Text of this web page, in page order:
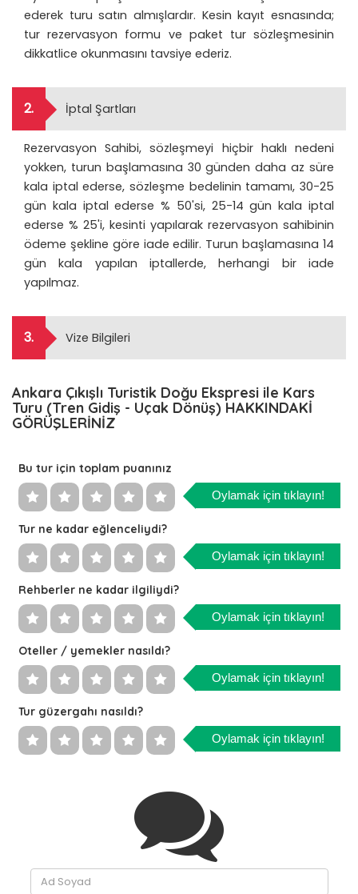
ederek turu satın almışlardır. Kesin kayıt esnasında;
tur rezervasyon formu ve paket tur sözleşmesinin
dikkatlice okunmasını tavsiye ederiz.
2. İptal Şartları
Rezervasyon Sahibi, sözleşmeyi hiçbir haklı nedeni
yokken, turun başlamasına 30 günden daha az süre
kala iptal ederse, sözleşme bedelinin tamamı, 30-25
gün kala iptal ederse % 50'si, 25-14 gün kala iptal
ederse % 25'i, kesinti yapılarak rezervasyon sahibinin
ödeme şekline göre iade edilir. Turun başlamasına 14
gün kala yapılan iptallerde, herhangi bir iade
yapılmaz.
3. Vize Bilgileri
Ankara Çıkışlı Turistik Doğu Ekspresi ile Kars
Turu (Tren Gidiş - Uçak Dönüş) HAKKINDAKİ
GÖRÜŞLERİNİZ
Bu tur için toplam puanınız
Oylamak için tıklayın!
Tur ne kadar eğlenceliydi?
Oylamak için tıklayın!
Rehberler ne kadar ilgiliydi?
Oylamak için tıklayın!
Oteller / yemekler nasıldı?
Oylamak için tıklayın!
Tur güzergahı nasıldı?
Oylamak için tıklayın!